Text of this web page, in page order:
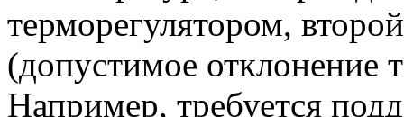
терморегулятором,
(допустимое
Например, требуется